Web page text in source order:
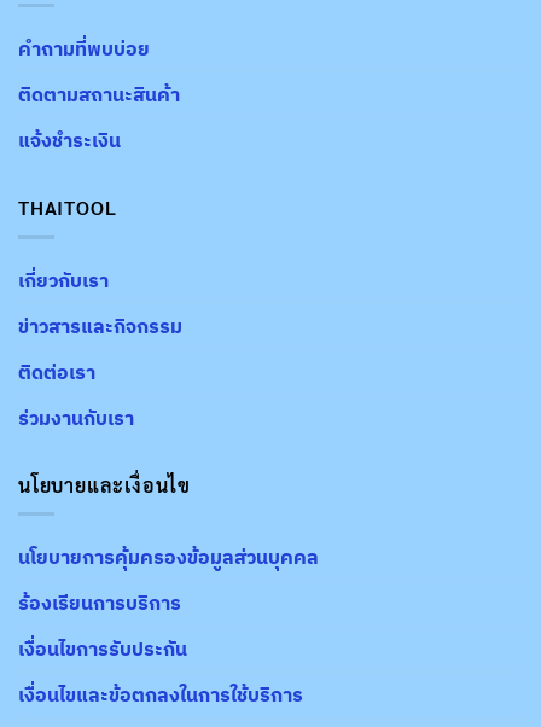
คำถามที่พบบ่อย
ติดตามสถานะสินค้า
แจ้งชำระเงิน
THAITOOL
เกี่ยวกับเรา
ข่าวสารและกิจกรรม
ติดต่อเรา
ร่วมงานกับเรา
นโยบายและเงื่อนไข
นโยบายการคุ้มครองข้อมูลส่วนบุคคล
ร้องเรียนการบริการ
เงื่อนไขการรับประกัน
เงื่อนไขและข้อตกลงในการใช้บริการ